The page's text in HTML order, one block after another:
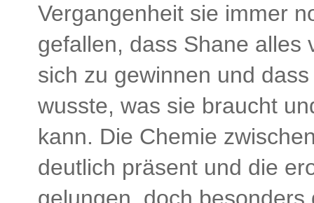
Vergangenheit sie immer
gefallen, dass Shane alles
sich zu gewinnen und
wusste, was sie braucht
kann. Die Chemie
deutlich präsent und die